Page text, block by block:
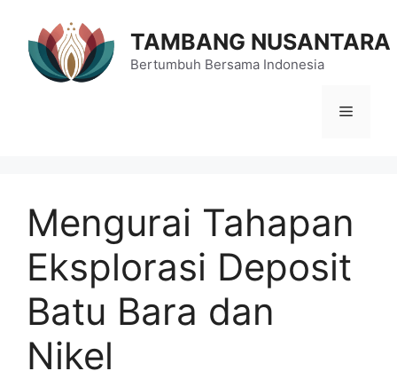
TAMBANG NUSANTARA
Bertumbuh Bersama Indonesia
Menu
Mengurai Tahapan
Eksplorasi Deposit
Batu Bara dan
Nikel